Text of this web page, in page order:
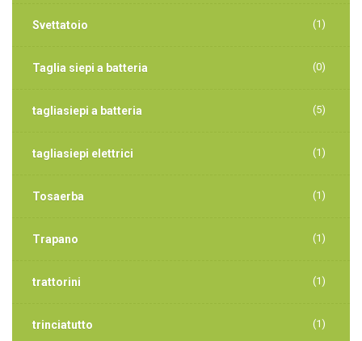
Svettatoio (1)
Taglia siepi a batteria (0)
tagliasiepi a batteria (5)
tagliasiepi elettrici (1)
Tosaerba (1)
Trapano (1)
trattorini (1)
trinciatutto (1)